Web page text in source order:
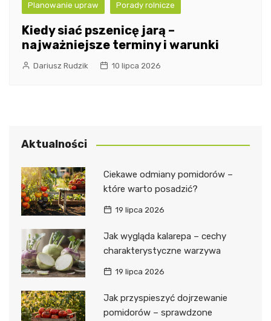
Planowanie upraw Porady rolnicze
Kiedy siać pszenicę jarą –
najważniejsze terminy i warunki
Dariusz Rudzik 10 lipca 2026
Aktualności
Ciekawe odmiany pomidorów –
które warto posadzić?
19 lipca 2026
Jak wygląda kalarepa – cechy
charakterystyczne warzywa
19 lipca 2026
Jak przyspieszyć dojrzewanie
pomidorów – sprawdzone